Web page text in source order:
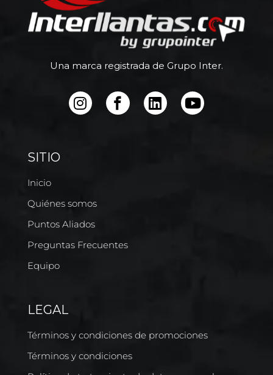
Una marca registrada de Grupo Inter.
SITIO
Inicio
Quiénes somos
Puntos Aliados
Preguntas Frecuentes
Equipo
LEGAL
Términos y condiciones de promociones
Términos y condiciones